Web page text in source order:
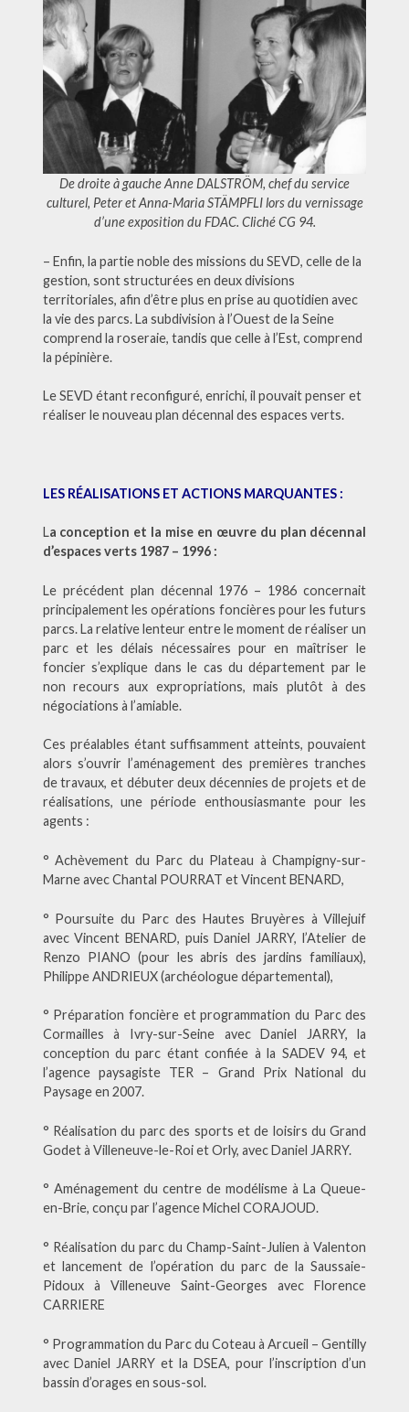
De droite à gauche Anne DALSTRÖM, chef du service
culturel, Peter et Anna-Maria STÄMPFLI lors du vernissage
d’une exposition du FDAC. Cliché CG 94.
– Enfin, la partie noble des missions du SEVD, celle de la
gestion, sont structurées en deux divisions
territoriales, afin d’être plus en prise au quotidien avec
la vie des parcs. La subdivision à l’Ouest de la Seine
comprend la roseraie, tandis que celle à l’Est, comprend
la pépinière.
Le SEVD étant reconfiguré, enrichi, il pouvait penser et
réaliser le nouveau plan décennal des espaces verts.
LES RÉALISATIONS ET ACTIONS MARQUANTES :
La conception et la mise en œuvre du plan décennal
d’espaces verts 1987 – 1996 :
Le précédent plan décennal 1976 – 1986 concernait
principalement les opérations foncières pour les futurs
parcs. La relative lenteur entre le moment de réaliser un
parc et les délais nécessaires pour en maîtriser le
foncier s’explique dans le cas du département par le
non recours aux expropriations, mais plutôt à des
négociations à l’amiable.
Ces préalables étant suffisamment atteints, pouvaient
alors s’ouvrir l’aménagement des premières tranches
de travaux, et débuter deux décennies de projets et de
réalisations, une période enthousiasmante pour les
agents :
° Achèvement du Parc du Plateau à Champigny-sur-
Marne avec Chantal POURRAT et Vincent BENARD,
° Poursuite du Parc des Hautes Bruyères à Villejuif
avec Vincent BENARD, puis Daniel JARRY, l’Atelier de
Renzo PIANO (pour les abris des jardins familiaux),
Philippe ANDRIEUX (archéologue départemental),
° Préparation foncière et programmation du Parc des
Cormailles à Ivry-sur-Seine avec Daniel JARRY, la
conception du parc étant confiée à la SADEV 94, et
l’agence paysagiste TER – Grand Prix National du
Paysage en 2007.
° Réalisation du parc des sports et de loisirs du Grand
Godet à Villeneuve-le-Roi et Orly, avec Daniel JARRY.
° Aménagement du centre de modélisme à La Queue-
en-Brie, conçu par l’agence Michel CORAJOUD.
° Réalisation du parc du Champ-Saint-Julien à Valenton
et lancement de l’opération du parc de la Saussaie-
Pidoux à Villeneuve Saint-Georges avec Florence
CARRIERE
° Programmation du Parc du Coteau à Arcueil – Gentilly
avec Daniel JARRY et la DSEA, pour l’inscription d’un
bassin d’orages en sous-sol.